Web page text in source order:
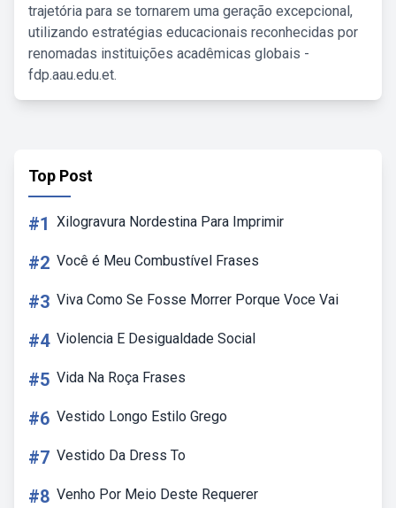
trajetória para se tornarem uma geração excepcional,
utilizando estratégias educacionais reconhecidas por
renomadas instituições acadêmicas globais -
fdp.aau.edu.et.
Top Post
#1 Xilogravura Nordestina Para Imprimir
#2 Você é Meu Combustível Frases
#3 Viva Como Se Fosse Morrer Porque Voce Vai
#4 Violencia E Desigualdade Social
#5 Vida Na Roça Frases
#6 Vestido Longo Estilo Grego
#7 Vestido Da Dress To
#8 Venho Por Meio Deste Requerer